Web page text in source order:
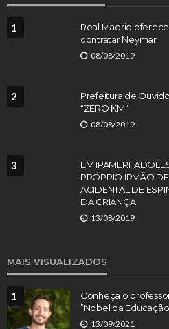
1
Real Madrid
contratar Neymar
08/08/2019
2
Prefeitura de
“ZERO KM”
08/08/2019
3
EM IPAMERI,
PRÓPRIO IRMÃO
ACIDENTAL DE
DA CRIANÇA
13/08/2019
MAIS VISUALIZADOS
1
Conheça o
“Nobel da
13/09/2021